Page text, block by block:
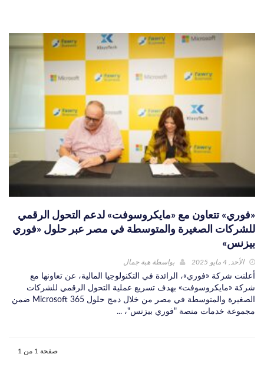
«فوري» تتعاون مع «مايكروسوفت» لدعم التحول الرقمي
للشركات الصغيرة والمتوسطة في مصر عبر حلول «فوري
بيزنس»
الأحد, 4 مايو 2025 بواسطة هبة جمال
أعلنت شركة «فوري»، الرائدة في التكنولوجيا المالية، عن تعاونها مع
شركة «مايكروسوفت» بهدف تسريع عملية التحول الرقمي للشركات
الصغيرة والمتوسطة في مصر من خلال دمج حلول Microsoft 365 ضمن
مجموعة خدمات منصة "فوري بيزنس"، ...
صفحة 1 من 1